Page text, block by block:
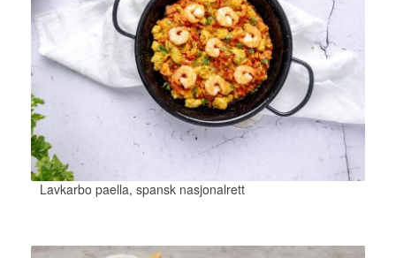
Lavkarbo paella, spansk nasjonalrett